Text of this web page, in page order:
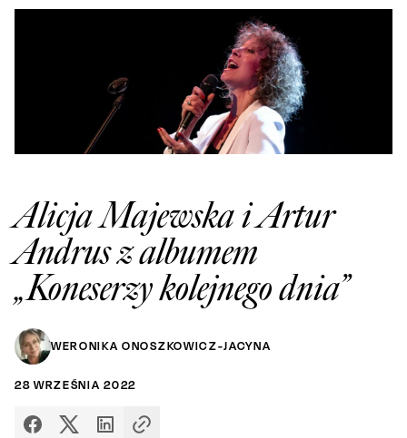
Alicja Majewska i Artur
Andrus z albumem
„Koneserzy kolejnego dnia”
WERONIKA ONOSZKOWICZ-JACYNA
28 WRZEŚNIA 2022